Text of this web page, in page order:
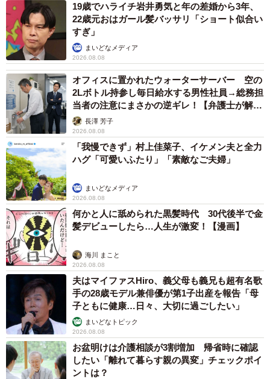
19歳でハライチ岩井勇気と年の差婚から3年、
22歳元おはガール髪バッサリ「ショート似合い
すぎ」
まいどなメディア
2026.08.08
オフィスに置かれたウォーターサーバー 空の
2Lボトル持参し毎日給水する男性社員→総務担
当者の注意にまさかの逆ギレ！【弁護士が解
説】長澤 芳子
2026.08.08
「我慢できず」村上佳菜子、イケメン夫と全力
ハグ「可愛いふたり」「素敵なご夫婦」
まいどなメディア
2026.08.08
何かと人に舐められた黒髪時代 30代後半で金
髪デビューしたら…人生が激変！【漫画】
海川 まこと
2026.08.08
夫はマイファスHiro、義父母も義兄も超有名歌
手の28歳モデル兼俳優が第1子出産を報告「母
子ともに健康…日々、大切に過ごしたい」
まいどなトピック
2026.08.08
お盆明けは介護相談が3割増加 帰省時に確認
したい「離れて暮らす親の異変」チェックポイ
ントは？